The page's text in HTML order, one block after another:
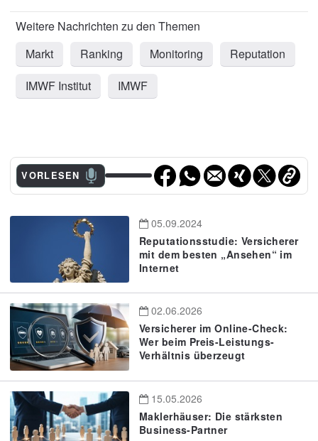
Markt Ranking Monitoring
Reputation
IMWF Institut
IMWF
VORLESEN
05.09.2024
Reputationsstudie: Versicherer
mit dem besten „Ansehen“ im
Internet
02.06.2026
Versicherer im Online-Check:
Wer beim Preis-Leistungs-
Verhältnis überzeugt
15.05.2026
Maklerhäuser: Die stärksten
Business-Partner